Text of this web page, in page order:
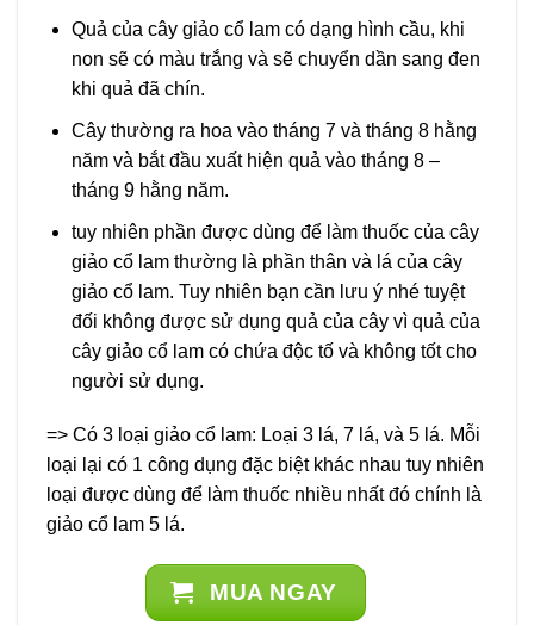
Quả của cây giảo cổ lam có dạng hình cầu, khi
non sẽ có màu trắng và sẽ chuyển dần sang đen
khi quả đã chín.
Cây thường ra hoa vào tháng 7 và tháng 8 hằng
năm và bắt đầu xuất hiện quả vào tháng 8 –
tháng 9 hằng năm.
tuy nhiên phần được dùng để làm thuốc của cây
giảo cổ lam thường là phần thân và lá của cây
giảo cổ lam. Tuy nhiên bạn cần lưu ý nhé tuyệt
đối không được sử dụng quả của cây vì quả của
cây giảo cổ lam có chứa độc tố và không tốt cho
người sử dụng.
=> Có 3 loại giảo cổ lam: Loại 3 lá, 7 lá, và 5 lá. Mỗi
loại lại có 1 công dụng đặc biệt khác nhau tuy nhiên
loại được dùng để làm thuốc nhiều nhất đó chính là
giảo cổ lam 5 lá.
MUA NGAY